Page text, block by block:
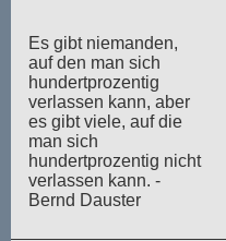
Es gibt niemanden,
auf den man sich
hundertprozentig
verlassen kann, aber
es gibt viele, auf die
man sich
hundertprozentig nicht
verlassen kann. -
Bernd Dauster